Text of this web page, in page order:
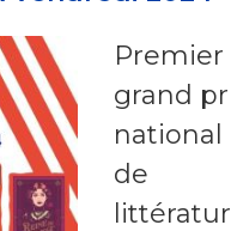
Premier
grand
national
de